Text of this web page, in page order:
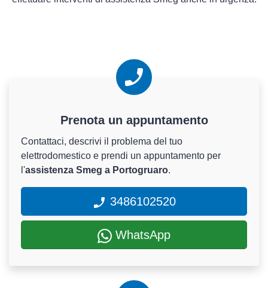
Prenota un appuntamento
Contattaci, descrivi il problema del tuo
elettrodomestico e prendi un appuntamento per
l'assistenza Smeg a Portogruaro.
3486102520
WhatsApp